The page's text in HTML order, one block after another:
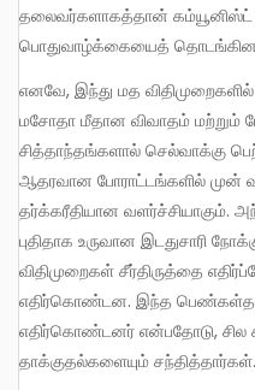
தலைவர்களாகத்தான்
பொதுவாழ்க்கையைத் தொடங்கினர்
எனவே, இந்து மத விதிமுறைகளில் சீர்திருத்தங்களை முன்வைத்த
மசோதா மீதான விவாதம் மற்றும்
சித்தாந்தங்களால் செல்வாக்கு
ஆதரவான போராட்டங்களில் முன்
தர்க்கரீதியான வளர்ச்சியாகும்.
புதிதாக உருவான இடதுசாரி
விதிமுறைகள் சீர்திருத்தை
எதிர்கொண்டன. இந்த
எதிர்கொண்டனர் என்பதோடு, சில
தாக்குதல்களையும் சந்தித்தார்கள்.